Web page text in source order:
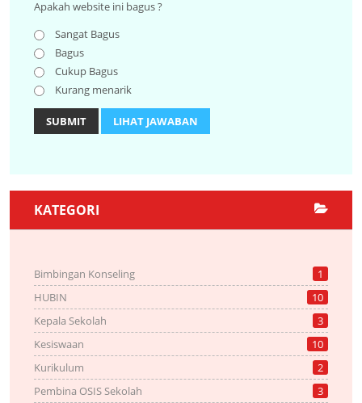
Apakah website ini bagus ?
Sangat Bagus
Bagus
Cukup Bagus
Kurang menarik
SUBMIT LIHAT JAWABAN
KATEGORI
Bimbingan Konseling
1
HUBIN
10
Kepala Sekolah
3
Kesiswaan
10
Kurikulum
2
Pembina OSIS Sekolah
3